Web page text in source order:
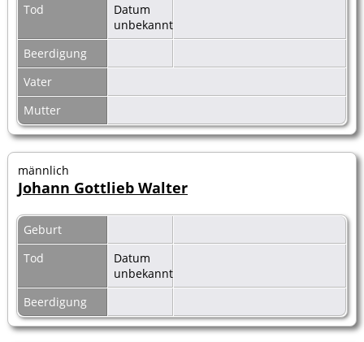
Tod
Datum
unbekannt
Beerdigung
Vater
Mutter
männlich
Johann Gottlieb Walter
Geburt
Tod
Datum
unbekannt
Beerdigung